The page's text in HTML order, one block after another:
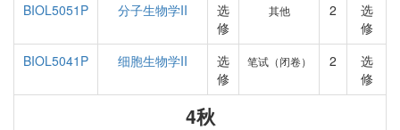
BIOL5051P
分子生物学II
选
修
其他 2
选
修
BIOL5041P
细胞生物学II
选
修
笔试（闭卷） 2
选
修
4秋